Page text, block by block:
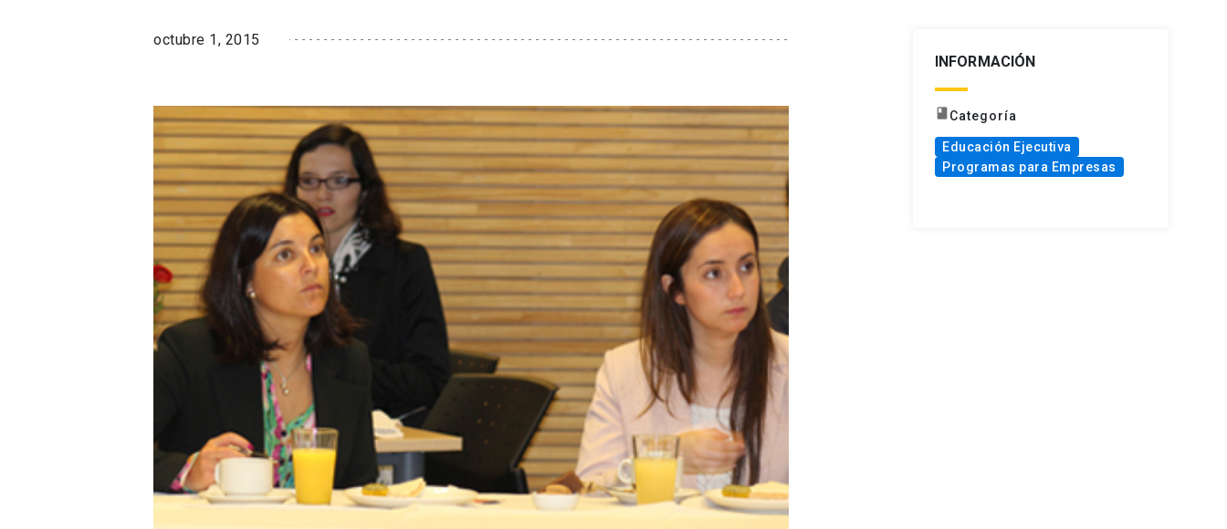
octubre 1, 2015
INFORMACIÓN
bookCategoría
Educación Ejecutiva
Programas para Empresas